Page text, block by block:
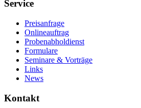
Service
Preisanfrage
Onlineauftrag
Probenabholdienst
Formulare
Seminare & Vorträge
Links
News
Kontakt